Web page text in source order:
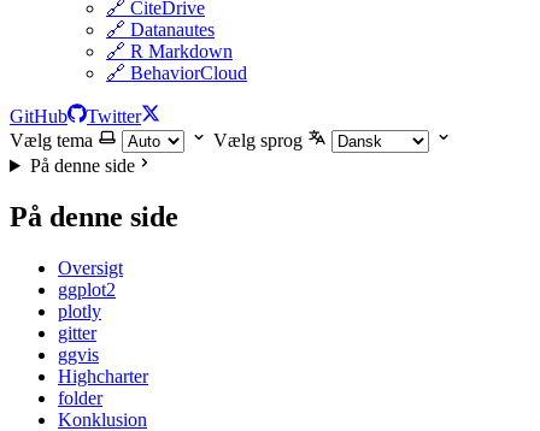
🔗 CiteDrive
🔗 Datanautes
🔗 R Markdown
🔗 BehaviorCloud
GitHub
Twitter
Vælg tema
Vælg sprog
På denne side
På denne side
Oversigt
ggplot2
plotly
gitter
ggvis
Highcharter
folder
Konklusion